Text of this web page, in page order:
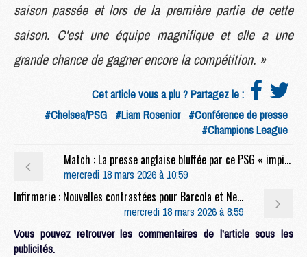
saison passée et lors de la première partie de cette
saison. C'est une équipe magnifique et elle a une
grande chance de gagner encore la compétition. »
Cet article vous a plu ? Partagez le :
#Chelsea/PSG #Liam Rosenior #Conférence de presse
#Champions League
Match : La presse anglaise bluffée par ce PSG « impitoyable » et « prétendant sérieux à la victoire finale »
mercredi 18 mars 2026 à 10:59
Infirmerie : Nouvelles contrastées pour Barcola et Neves
mercredi 18 mars 2026 à 8:59
Vous pouvez retrouver les commentaires de l'article sous les
publicités.